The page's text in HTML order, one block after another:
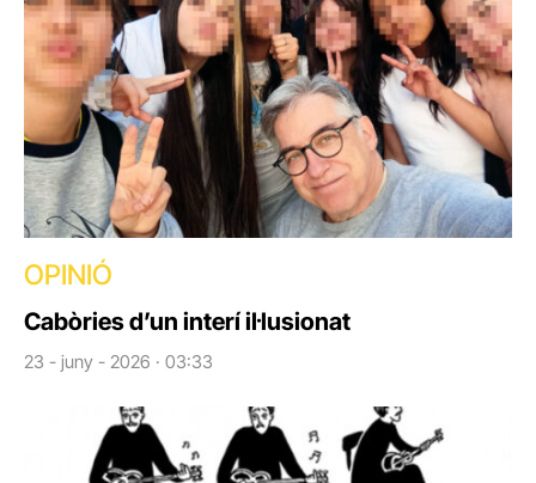
OPINIÓ
Cabòries d’un interí il·lusionat
23 - juny - 2026 · 03:33